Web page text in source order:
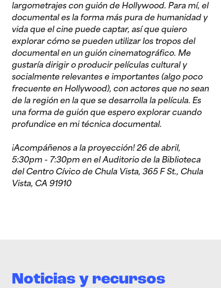
largometrajes con guión de Hollywood. Para mí, el
documental es la forma más pura de humanidad y
vida que el cine puede captar, así que quiero
explorar cómo se pueden utilizar los tropos del
documental en un guión cinematográfico. Me
gustaría dirigir o producir películas cultural y
socialmente relevantes e importantes (algo poco
frecuente en Hollywood), con actores que no sean
de la región en la que se desarrolla la película. Es
una forma de guión que espero explorar cuando
profundice en mi técnica documental.
¡Acompáñenos a la proyección! 26 de abril,
5:30pm - 7:30pm en el Auditorio de la Biblioteca
del Centro Cívico de Chula Vista, 365 F St., Chula
Vista, CA 91910
Noticias y recursos